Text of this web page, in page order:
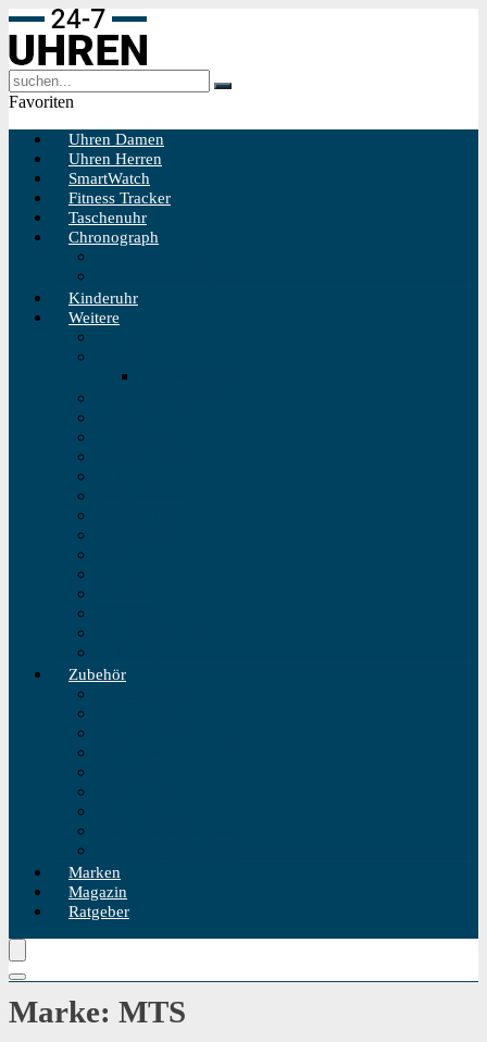
Favoriten
Uhren Damen
Uhren Herren
SmartWatch
Fitness Tracker
Taschenuhr
Chronograph
Kinderuhr
Weitere
Zubehör
Marken
Magazin
Ratgeber
Marke: MTS